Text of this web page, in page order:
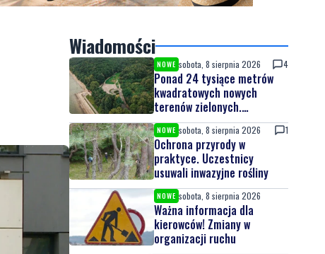
Wiadomości
NOWE sobota, 8 sierpnia 2026 4
Ponad 24 tysiące metrów
kwadratowych nowych
terenów zielonych.
Powstanie nowa przestrzeń
do wypoczynku
NOWE sobota, 8 sierpnia 2026 1
Ochrona przyrody w
praktyce. Uczestnicy
usuwali inwazyjne rośliny
NOWE sobota, 8 sierpnia 2026
Ważna informacja dla
kierowców! Zmiany w
organizacji ruchu